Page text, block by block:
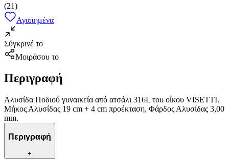
(21)
Αγαπημένα
Σύγκρινέ το
Μοιράσου το
Περιγραφή
Αλυσίδα Ποδιού γυναικεία από ατσάλι 316L του οίκου VISETTI.
Μήκος Αλυσίδας 19 cm + 4 cm προέκταση. Φάρδος Αλυσίδας 3,00
mm.
Περιγραφή
+